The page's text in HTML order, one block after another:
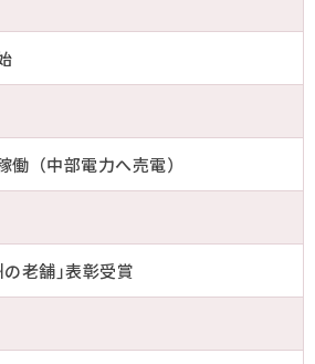
（中部電力へ売電）
老舗｣表彰受賞